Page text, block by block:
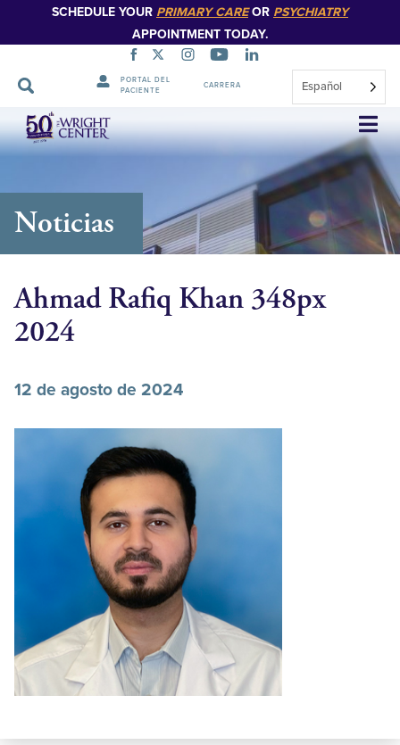
SCHEDULE YOUR PRIMARY CAREOR PSYCHIATRY
APPOINTMENT TODAY.
PORTAL DEL
PACIENTE
CARRERA Español
Saltar
navegación
Noticias
Ahmad Rafiq Khan 348px
2024
12 de agosto de 2024